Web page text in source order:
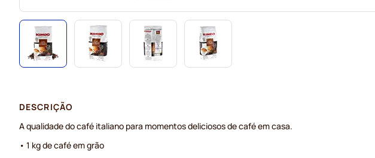
DESCRIÇÃO
A qualidade do café italiano para momentos deliciosos de café em casa.
• 1 kg de café em grão